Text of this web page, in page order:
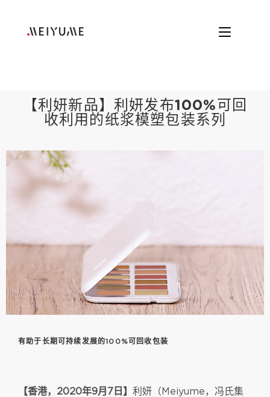
【利妍新品】利妍发布100%可回
收利用的纸浆模塑包装系列
有助于长期可持续发展的100%可回收包装
【香港，2020年9月7日】 利妍（Meiyume，冯氏集